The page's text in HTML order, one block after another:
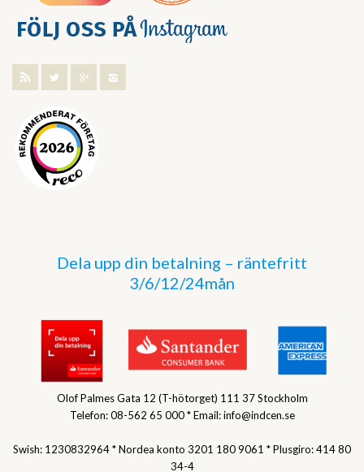
Dela upp din betalning – räntefritt
3/6/12/24mån
Olof Palmes Gata 12 (T-hötorget) 111 37 Stockholm
Telefon: 08-562 65 000 * Email: info@indcen.se
Swish: 1230832964 * Nordea konto 3201 180 9061 * Plusgiro: 414 80
34-4